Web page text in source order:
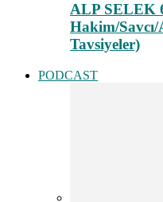
ALP SELEK
Hakim/
Tavsiyeler)
PODCAST